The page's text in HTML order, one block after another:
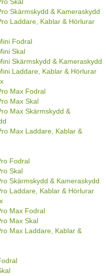
Skal
Skärmskydd & Kameraskydd
Laddare, Kablar & Hörlurar
Fodral
Skal
Skärmskydd & Kameraskydd
Laddare, Kablar & Hörlurar
Max Fodral
Max Skal
Max Skärmskydd &
Max Laddare, Kablar &
Fodral
Skal
Skärmskydd & Kameraskydd
Laddare, Kablar & Hörlurar
Max Fodral
Max Skal
Max Laddare, Kablar &